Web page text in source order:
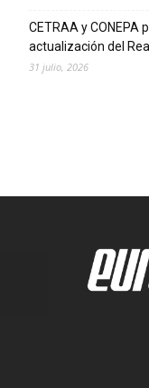
CETRAA y
actualización del
31 julio, 2026